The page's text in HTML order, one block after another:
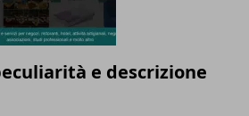
e descrizione